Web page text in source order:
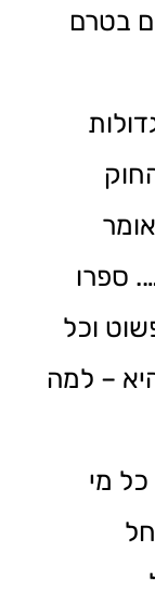
בטרם
עד 10.. החוק
ספרו
פשוט וכל
– למה
מי